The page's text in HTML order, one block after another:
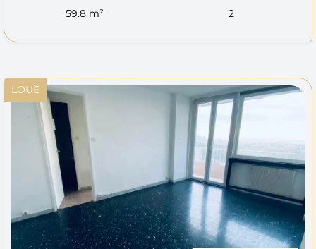
59.8 m² 2
LOUÉ